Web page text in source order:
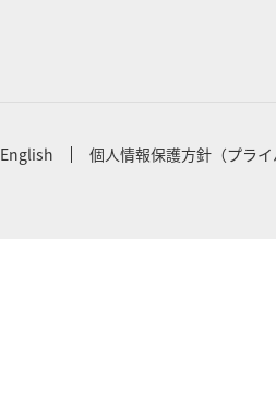
English 個人情報保護方針（プライ